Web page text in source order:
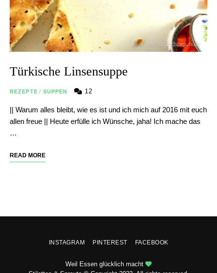
Türkische Linsensuppe
REZEPTE / SUPPEN 12
|| Warum alles bleibt, wie es ist und ich mich auf 2016 mit euch
allen freue || Heute erfülle ich Wünsche, jaha! Ich mache das
…
READ MORE
INSTAGRAM PINTEREST FACEBOOK
Weil Essen glücklich macht